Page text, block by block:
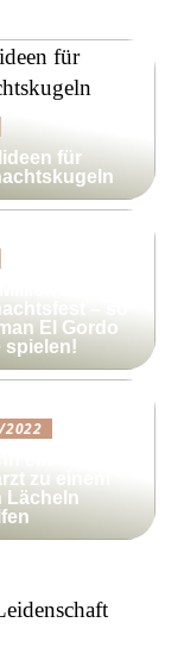
für
– so
El Gordo
spielen!
2022
zu einem
Lächeln